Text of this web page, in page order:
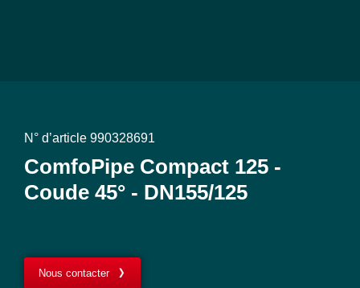
N° d’article 990328691
ComfoPipe Compact 125 -
Coude 45° - DN155/125
Nous contacter